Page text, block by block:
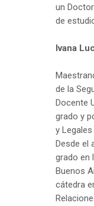
un
de
Ivana
de la
Docente
grado y
y
Desde el
grado en
Buenos
cátedra